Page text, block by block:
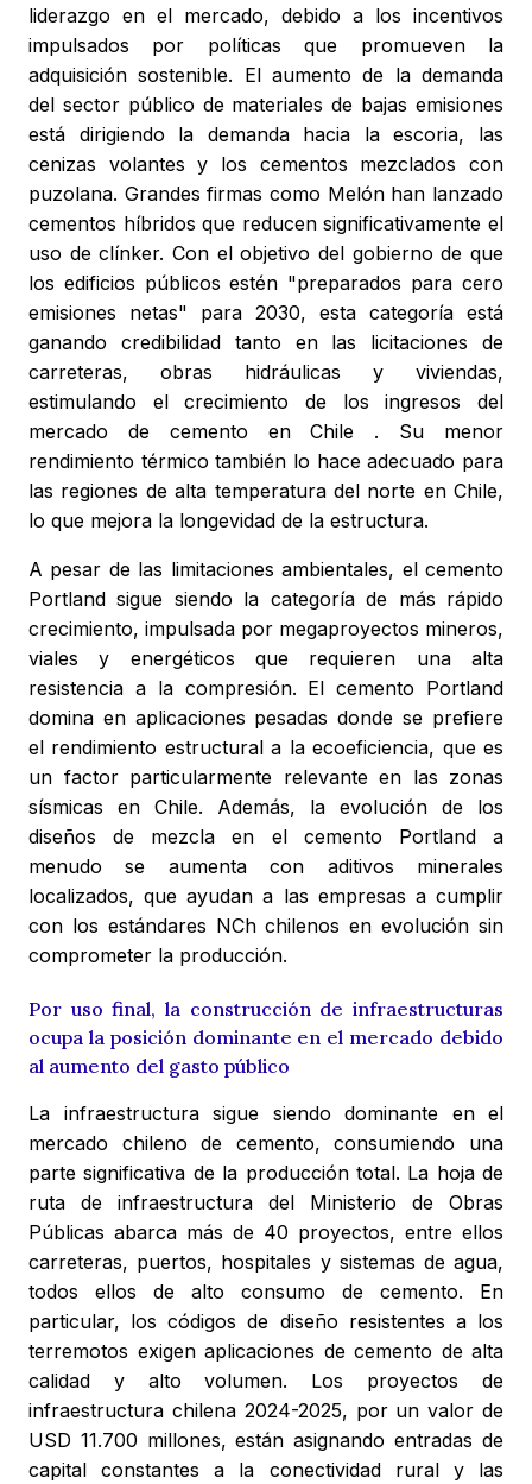
liderazgo en el mercado, debido a los incentivos
impulsados por políticas que promueven la
adquisición sostenible. El aumento de la demanda
del sector público de materiales de bajas emisiones
está dirigiendo la demanda hacia la escoria, las
cenizas volantes y los cementos mezclados con
puzolana. Grandes firmas como Melón han lanzado
cementos híbridos que reducen significativamente el
uso de clínker. Con el objetivo del gobierno de que
los edificios públicos estén "preparados para cero
emisiones netas" para 2030, esta categoría está
ganando credibilidad tanto en las licitaciones de
carreteras, obras hidráulicas y viviendas,
estimulando el crecimiento de los ingresos del
mercado de cemento en Chile . Su menor
rendimiento térmico también lo hace adecuado para
las regiones de alta temperatura del norte en Chile,
lo que mejora la longevidad de la estructura.
A pesar de las limitaciones ambientales, el cemento
Portland sigue siendo la categoría de más rápido
crecimiento, impulsada por megaproyectos mineros,
viales y energéticos que requieren una alta
resistencia a la compresión. El cemento Portland
domina en aplicaciones pesadas donde se prefiere
el rendimiento estructural a la ecoeficiencia, que es
un factor particularmente relevante en las zonas
sísmicas en Chile. Además, la evolución de los
diseños de mezcla en el cemento Portland a
menudo se aumenta con aditivos minerales
localizados, que ayudan a las empresas a cumplir
con los estándares NCh chilenos en evolución sin
comprometer la producción.
Por uso final, la construcción de infraestructuras
ocupa la posición dominante en el mercado debido
al aumento del gasto público
La infraestructura sigue siendo dominante en el
mercado chileno de cemento, consumiendo una
parte significativa de la producción total. La hoja de
ruta de infraestructura del Ministerio de Obras
Públicas abarca más de 40 proyectos, entre ellos
carreteras, puertos, hospitales y sistemas de agua,
todos ellos de alto consumo de cemento. En
particular, los códigos de diseño resistentes a los
terremotos exigen aplicaciones de cemento de alta
calidad y alto volumen. Los proyectos de
infraestructura chilena 2024-2025, por un valor de
USD 11.700 millones, están asignando entradas de
capital constantes a la conectividad rural y las